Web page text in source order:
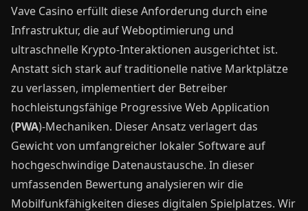
Vave Casino erfüllt diese Anforderung durch eine
Infrastruktur, die auf Weboptimierung und
ultraschnelle Krypto-Interaktionen ausgerichtet ist.
Anstatt sich stark auf traditionelle native Marktplätze
zu verlassen, implementiert der Betreiber
hochleistungsfähige Progressive Web Application
(PWA)-Mechaniken. Dieser Ansatz verlagert das
Gewicht von umfangreicher lokaler Software auf
hochgeschwindige Datenaustausche. In dieser
umfassenden Bewertung analysieren wir die
Mobilfunkfähigkeiten dieses digitalen Spielplatzes. Wir